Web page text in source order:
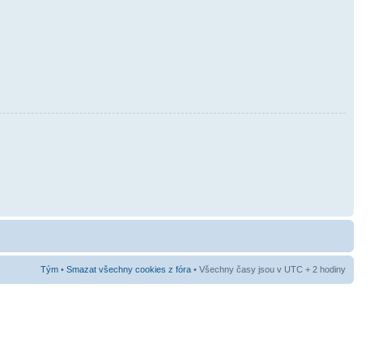
Tým • Smazat všechny cookies z fóra • Všechny časy jsou v UTC + 2 hodiny